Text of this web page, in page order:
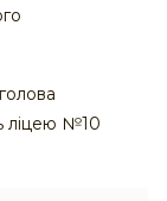
ліцею №10